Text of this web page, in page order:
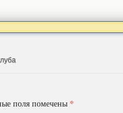
поля помечены *